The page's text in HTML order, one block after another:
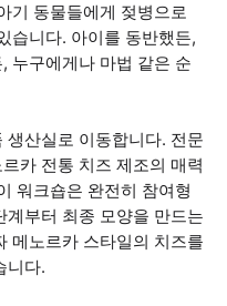
기 동물들에게 젖병으로
습니다. 아이를 동반했든,
누구에게나 마법 같은 순
산실로 이동합니다. 전문
카 전통 치즈 제조의 매력
워크숍은 완전히 참여형
부터 최종 모양을 만드는
메노르카 스타일의 치즈를
니다.